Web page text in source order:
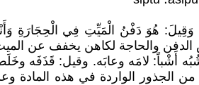
هُوَ دَفْنُ الْمَيِّتِ فِي الْحِجَارَةِ
والحاجة لكاهن يخفف عن
أَشْباً: لامَه وعابَه. وقيل: قَذَفَه
الجذور الواردة في هذه المادة